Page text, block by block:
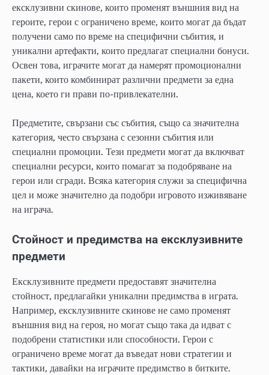
ексклузивни скинове, които променят външния вид на
героите, герои с ограничено време, които могат да бъдат
получени само по време на специфични събития, и
уникални артефакти, които предлагат специални бонуси.
Освен това, играчите могат да намерят промоционални
пакети, които комбинират различни предмети за една
цена, което ги прави по-привлекателни.
Предметите, свързани със събития, също са значителна
категория, често свързана с сезонни събития или
специални промоции. Тези предмети могат да включват
специални ресурси, които помагат за подобряване на
герои или сгради. Всяка категория служи за специфична
цел и може значително да подобри игровото изживяване
на играча.
Стойност и предимства на ексклузивните
предмети
Ексклузивните предмети предоставят значителна
стойност, предлагайки уникални предимства в играта.
Например, ексклузивните скинове не само променят
външния вид на героя, но могат също така да идват с
подобрени статистики или способности. Герои с
ограничено време могат да въведат нови стратегии и
тактики, давайки на играчите предимство в битките.